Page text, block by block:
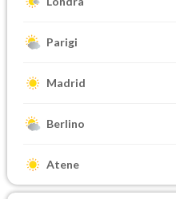
Parigi
Madrid
Berlino
Atene